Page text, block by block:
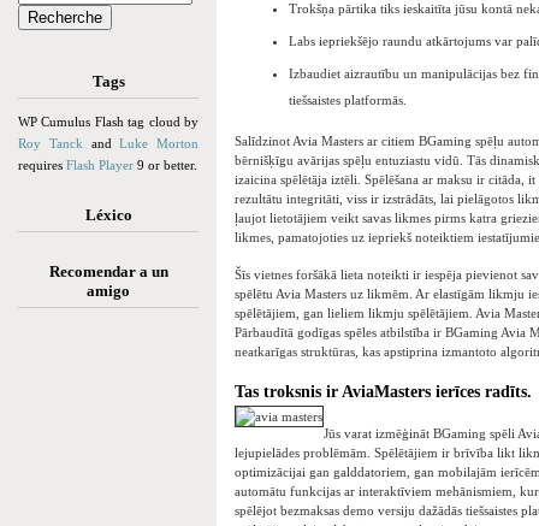
Tags
WP Cumulus Flash tag cloud by
Roy Tanck andLuke Morton
requires Flash Player 9 or better.
Léxico
Recomendar a un
amigo
Trokšņa pārtika tiks ieskaitīta jūsu kontā
Labs iepriekšējo raundu atkārtojums var
Izbaudiet aizrautību un manipulācijas bez
tiešsaistes platformās.
Salīdzinot Avia Masters ar citiem BGaming spēļu
bērnišķīgu avārijas spēļu entuziastu vidū. Tās
izaicina spēlētāja iztēli. Spēlēšana ar maksu ir citāda,
rezultātu integritāti, viss ir izstrādāts, lai pielāgotos
ļaujot lietotājiem veikt savas likmes pirms katra
likmes, pamatojoties uz iepriekš noteiktiem
Šīs vietnes foršākā lieta noteikti ir iespēja pievienot
spēlētu Avia Masters uz likmēm. Ar elastīgām likmju
spēlētājiem, gan lieliem likmju spēlētājiem. Avia
Pārbaudītā godīgas spēles atbilstība ir BGaming Avia
neatkarīgas struktūras, kas apstiprina izmantoto
Tas troksnis ir AviaMasters ierīces radīts.
Jūs varat izmēģināt BGaming spēli
lejupielādes problēmām. Spēlētājiem ir brīvība likt
optimizācijai gan galddatoriem, gan mobilajām
automātu funkcijas ar interaktīviem mehānismiem,
spēlējot bezmaksas demo versiju dažādās tiešsaistes